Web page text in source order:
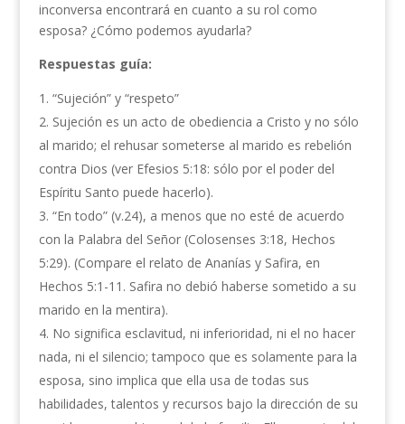
inconversa encontrará en cuanto a su rol como
esposa? ¿Cómo podemos ayudarla?
Respuestas guía:
“Sujeción” y “respeto”
Sujeción es un acto de obediencia a Cristo y no sólo
al marido; el rehusar someterse al marido es rebelión
contra Dios (ver Efesios 5:18: sólo por el poder del
Espíritu Santo puede hacerlo).
“En todo” (v.24), a menos que no esté de acuerdo
con la Palabra del Señor (Colosenses 3:18, Hechos
5:29). (Compare el relato de Ananías y Safira, en
Hechos 5:1-11. Safira no debió haberse sometido a su
marido en la mentira).
No significa esclavitud, ni inferioridad, ni el no hacer
nada, ni el silencio; tampoco que es solamente para la
esposa, sino implica que ella usa de todas sus
habilidades, talentos y recursos bajo la dirección de su